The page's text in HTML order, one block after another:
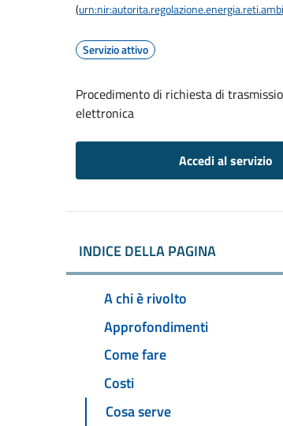
(
Servizio attivo
Procedimento di richiesta di
elettronica
Accedi al servizio
INDICE DELLA PAGINA
A chi è rivolto
Approfondimenti
Come fare
Costi
Cosa serve